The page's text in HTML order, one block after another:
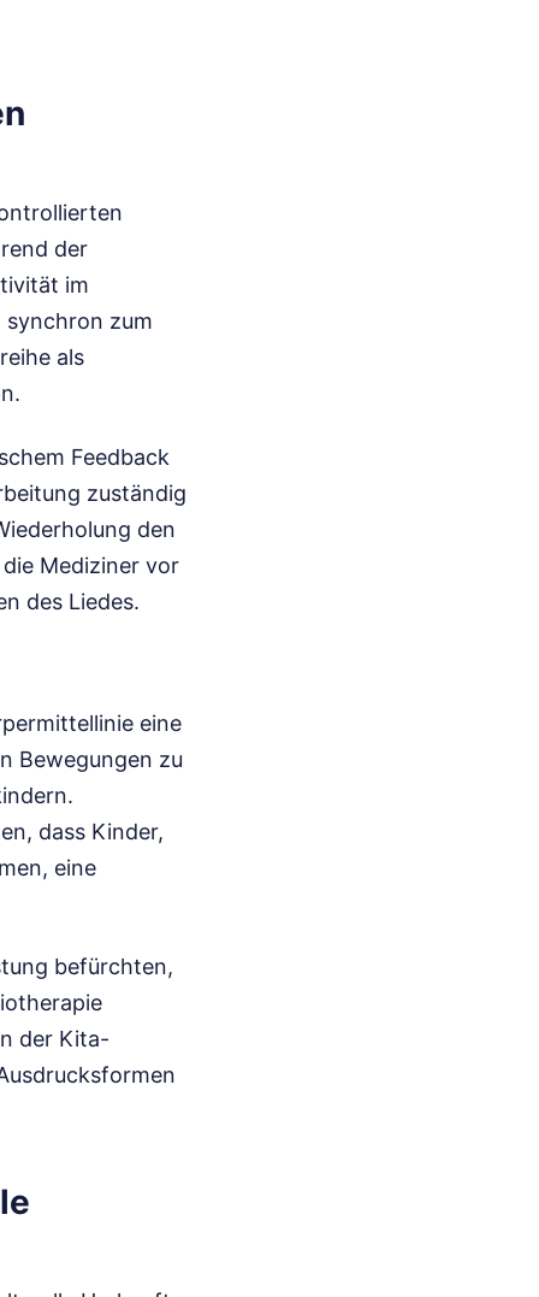
der
im
synchron zum
als
Feedback
zuständig
den
Mediziner vor
des Liedes.
eine
Bewegungen zu
dass Kinder,
eine
befürchten,
der Kita-